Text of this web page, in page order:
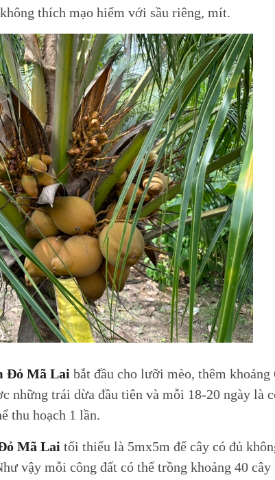
thích mạo hiểm với sầu riêng, mít.
Đỏ Mã Lai bắt đầu cho lưỡi mèo, thêm khoảng
những trái dừa đầu tiên và mỗi 18-20 ngày là
thu hoạch 1 lần.
Mã Lai tối thiểu là 5mx5m để cây có đủ
vậy mỗi công đất có thể trồng khoảng 40 cây